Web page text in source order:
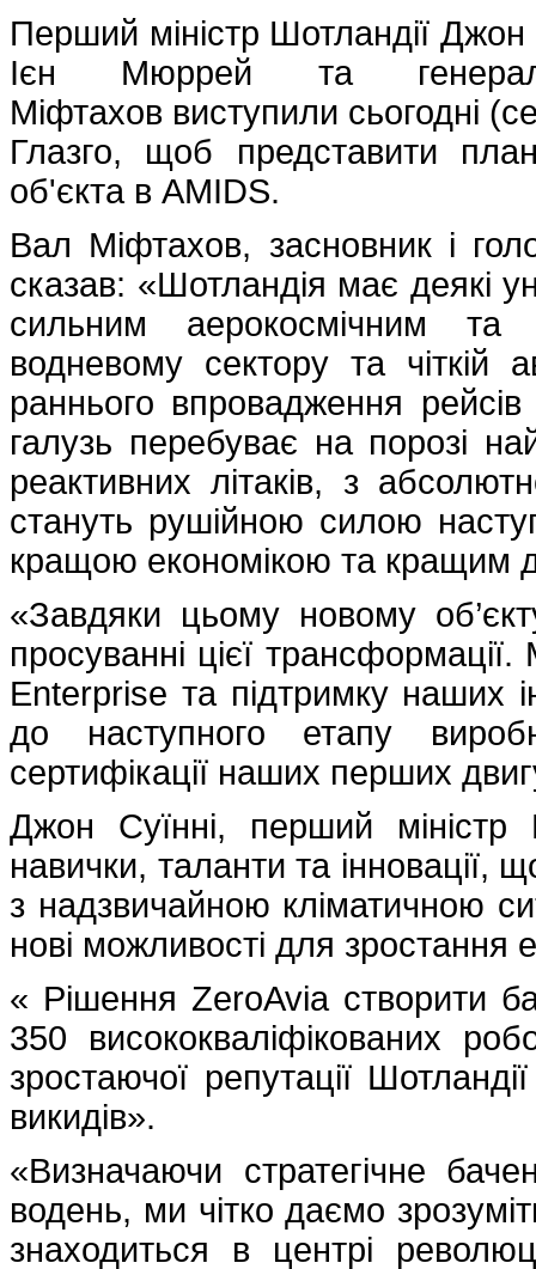
Перший міністр Шотландії
Ієн Мюррей та
Міфтахов виступили сьогодні
Глазго, щоб представити
об'єкта в AMIDS.
Вал Міфтахов, засновник і
сказав: «Шотландія має деякі
сильним аерокосмічним та
водневому сектору та чіткій
раннього впровадження
галузь перебуває на порозі
реактивних літаків, з
стануть рушійною силою
кращою економікою та кращим
«Завдяки цьому новому
просуванні цієї
Enterprise та підтримку наших
до наступного етапу
сертифікації наших перших
Джон Суїнні, перший
навички, таланти та інновації,
з надзвичайною кліматичною
нові можливості для
« Рішення ZeroAvia створити
350 висококваліфікованих
зростаючої репутації
викидів».
«Визначаючи стратегічне
водень, ми чітко даємо
знаходиться в центрі